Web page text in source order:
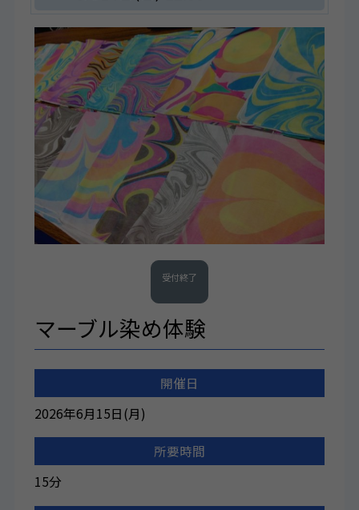
マーブル染め体験
受付終了
開催日
2026年6月15日(月)
所要時間
15分